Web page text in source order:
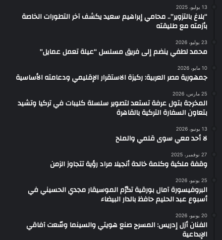
13 يوليو، 2025
“بلاغ بالتزوير”.. محامي إبراهيم سعيد يكشف آخر التطورات الخاصة
بأزمته مع طليقته
23 يوليو، 2026
محمد لطفي ينضم إلى فريق مسلسل “عيلة تعمل عمايل”
10 مايو، 2026
جمهورية مصر العربية: ركيزة الاستقرار الإقليمي ودعامته الأساسية
25 مارس، 2026
المخرجة بتول عرفة تستعد لتصوير سلسلة كليبات في تركيا وتشيد
بتعاون السفارة التركية بالقاهرة
13 يونيو، 2026
لا أحد معي سوى قلمي والملح
27 نوفمبر، 2025
وقفة ملكية وكلمة خالدة أنجيلا مراد رؤية تتجاوز الزمن
25 يونيو، 2026
البروفيسورة آمال بورقية تكرّم الموسيقار مجدي الحسيني في
أسبوع عبد الحليم حافظ بالدار البيضاء
20 يونيو، 2026
الفنان أزل إدريس: المسرح صنع هويتي والسينما وسّعت آفاقي
الإبداعية